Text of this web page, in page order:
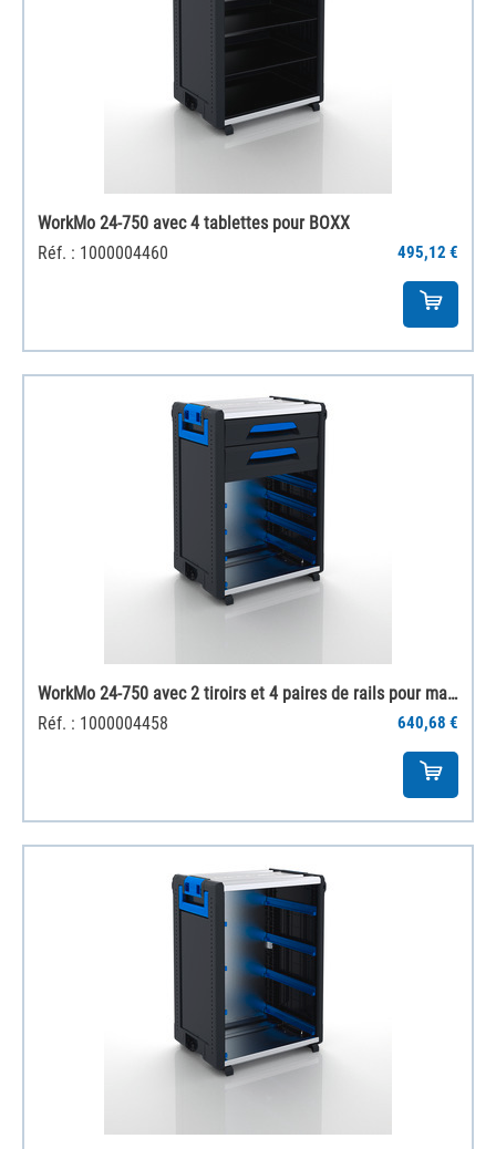
WorkMo 24-750 avec 4 tablettes pour BOXX
Réf. : 1000004460
495,12 €
WorkMo 24-750 avec 2 tiroirs et 4 paires de rails pour mallettes
Réf. : 1000004458
640,68 €